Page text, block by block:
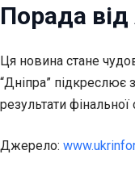
Порада від
Ця новина стане
“Дніпра” підкреслює
результати фінальної
Джерело: